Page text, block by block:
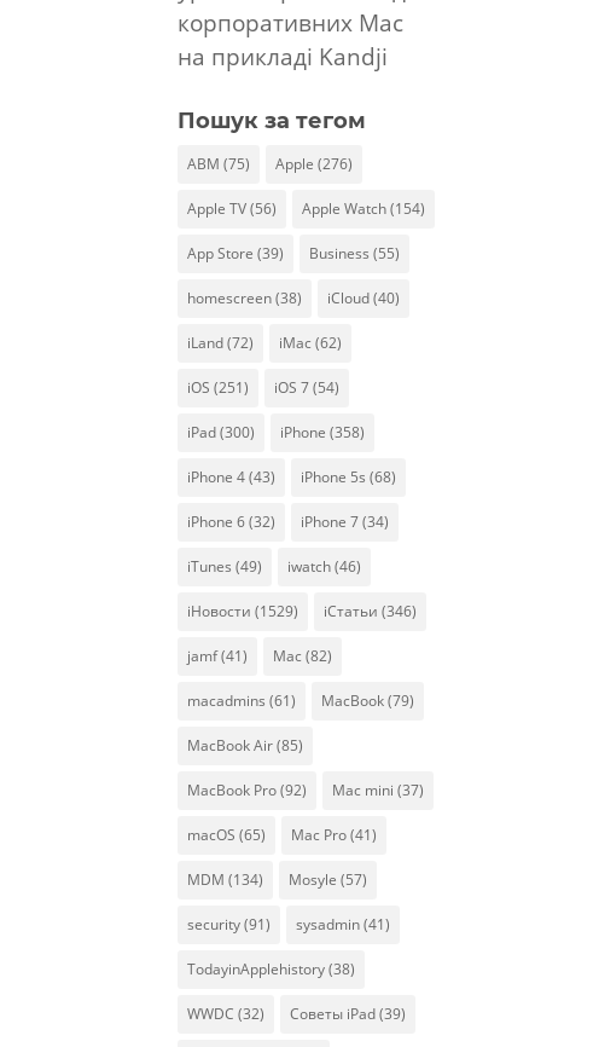
корпоративних Mac
на прикладі Kandji
Пошук за тегом
ABM (75) Apple (276)
Apple TV(56) Apple Watch(154)
App Store (39) Business (55)
homescreen(38) iCloud(40)
iLand(72) iMac (62)
iOS (251) iOS 7(54)
iPad(300) iPhone (358)
iPhone 4(43) iPhone 5s (68)
iPhone 6(32) iPhone 7(34)
iTunes (49) iwatch(46)
iНовости (1529) iСтатьи (346)
jamf(41) Mac (82)
macadmins (61) MacBook(79)
MacBook Air(85)
MacBook Pro(92) Mac mini (37)
macOS (65) Mac Pro(41)
MDM (134) Mosyle (57)
security(91) sysadmin(41)
TodayinApplehistory(38)
WWDC (32) Советы iPad(39)